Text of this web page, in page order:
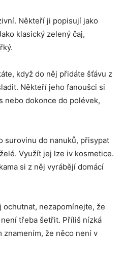
Někteří ji popisují jako
klasický zelený čaj,
když do něj přidáte šťávu z
Někteří jeho fanoušci si
nebo dokonce do polévek,
surovinu do nanuků, přisypat
Využít jej lze iv kosmetice.
si z něj vyrábějí domácí
nezapomínejte, že
třeba šetřit. Příliš nízká
znamením, že něco není v